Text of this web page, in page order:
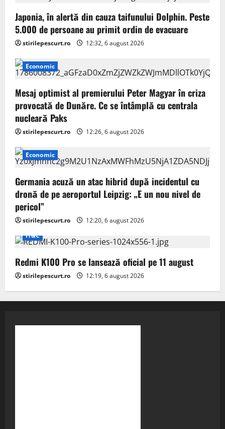
Japonia, în alertă din cauza taifunului Dolphin. Peste
5.000 de persoane au primit ordin de evacuare
stirilepescurt.ro 12:32, 6 august 2026
Economic
Mesaj optimist al premierului Peter Magyar în criza
provocată de Dunăre. Ce se întâmplă cu centrala
nucleară Paks
stirilepescurt.ro 12:26, 6 august 2026
Economic
Germania acuză un atac hibrid după incidentul cu
dronă de pe aeroportul Leipzig: „E un nou nivel de
pericol”
stirilepescurt.ro
12:20, 6 august 2026
IT&C
Redmi K100 Pro se lansează oficial pe 11 august
stirilepescurt.ro 12:19, 6 august 2026